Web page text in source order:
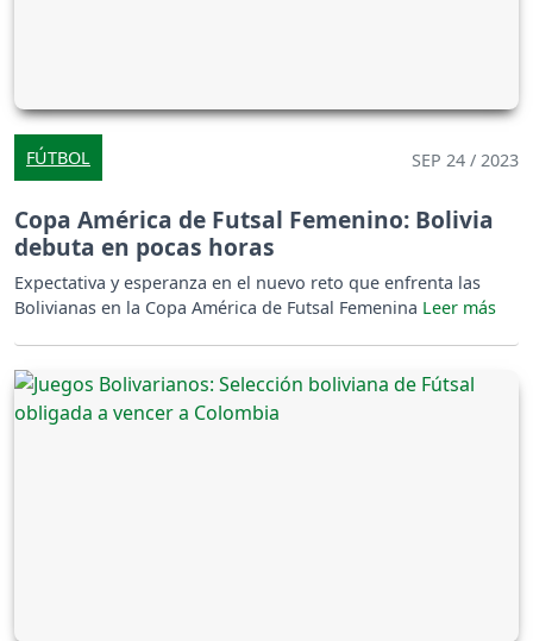
FÚTBOL SEP 24 / 2023
Copa América de Futsal Femenino: Bolivia
debuta en pocas horas
Expectativa y esperanza en el nuevo reto que enfrenta las
Bolivianas en la Copa América de Futsal Femenina